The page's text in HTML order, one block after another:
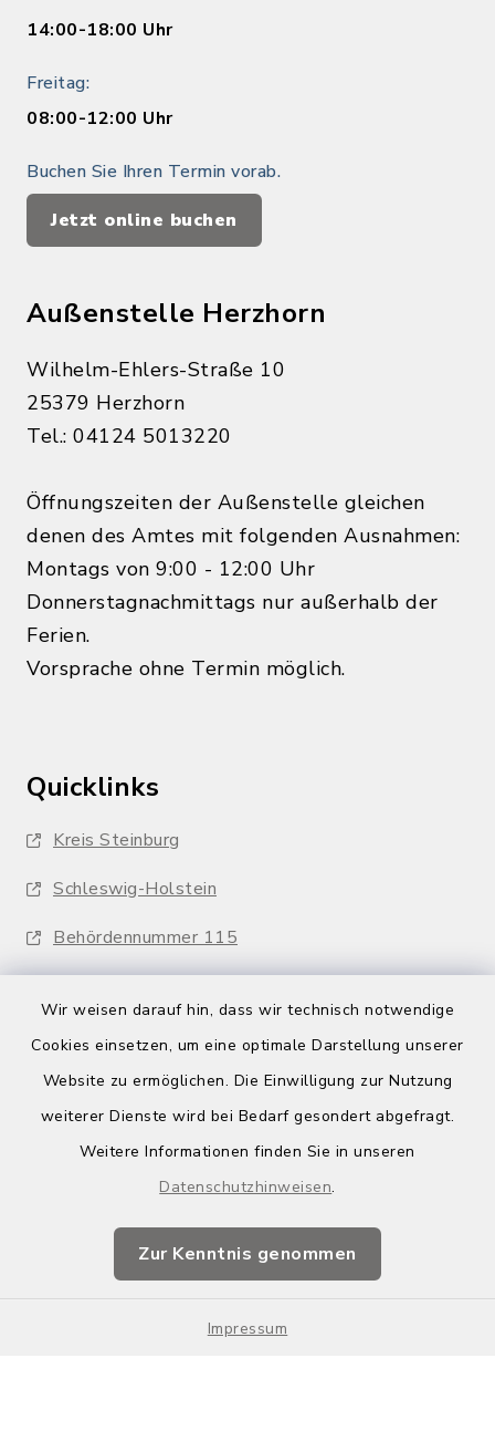
Wir weisen darauf hin, dass wir technisch notwendige
Cookies einsetzen, um eine optimale Darstellung unserer
Website zu ermöglichen. Die Einwilligung zur Nutzung
weiterer Dienste wird bei Bedarf gesondert abgefragt.
Weitere Informationen finden Sie in unseren
Datenschutzhinweisen.
Zur Kenntnis genommen
Impressum
14:00-18:00 Uhr
Freitag:
08:00-12:00 Uhr
Buchen Sie Ihren Termin vorab.
Jetzt online buchen
Außenstelle Herzhorn
Wilhelm-Ehlers-Straße 10
25379 Herzhorn
Tel.: 04124 5013220
Öffnungszeiten der Außenstelle gleichen
denen des Amtes mit folgenden Ausnahmen:
Montags von 9:00 - 12:00 Uhr
Donnerstagnachmittags nur außerhalb der
Ferien.
Vorsprache ohne Termin möglich.
Quicklinks
Kreis Steinburg
Schleswig-Holstein
Behördennummer 115
Barrierefreiheit
Impressum
Sitemap